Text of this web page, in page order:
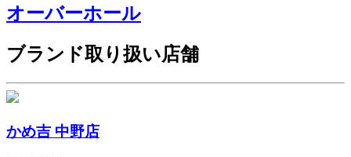
オーバーホール
ブランド取り扱い店舗
かめ吉 中野店